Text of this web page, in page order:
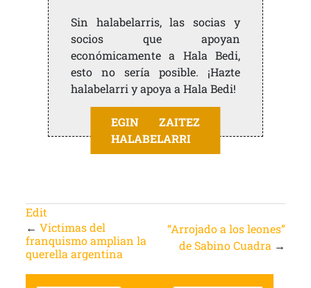
Sin halabelarris, las socias y
socios que apoyan
económicamente a Hala Bedi,
esto no sería posible. ¡Hazte
halabelarri y apoya a Hala Bedi!
EGIN ZAITEZ
HALABELARRI
Edit
← Victimas del
franquismo amplian la
querella argentina
“Arrojado a los leones”
de Sabino Cuadra →